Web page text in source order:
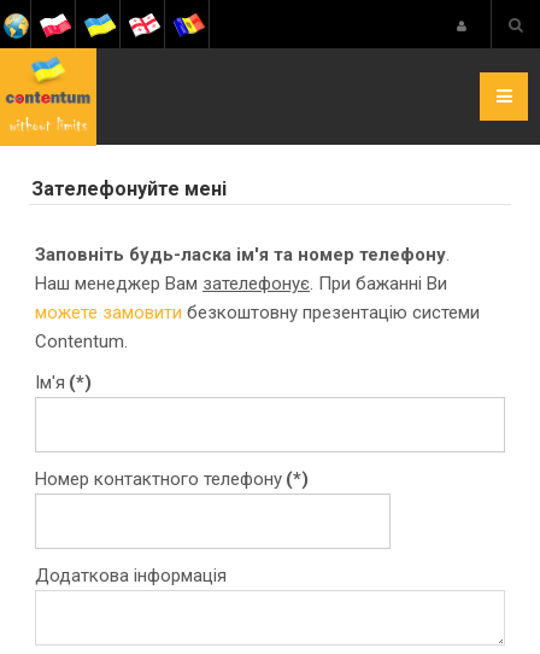
Зателефонуйте мені
Заповніть будь-ласка ім'я та номер телефону.
Наш менеджер Вам зателефонує. При бажанні Ви
можете замовити безкоштовну презентацію системи
Contentum.
Ім'я (*)
Номер контактного телефону (*)
Додаткова інформація